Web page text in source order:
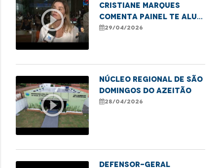
play_circle_outline
Cristiane Marques
comenta painel Te Alui,
Mulher sobre inclusão
29/04/2026
play_circle_outline
Núcleo Regional de São
Domingos do Azeitão
28/04/2026
Defensor-geral